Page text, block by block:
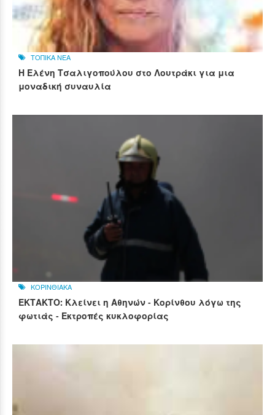
ΤΟΠΙΚΑ ΝΕΑ
Η Ελένη Τσαλιγοπούλου στο Λουτράκι για μια
μοναδική συναυλία
ΚΟΡΙΝΘΙΑΚΑ
ΕΚΤΑΚΤΟ: Κλείνει η Αθηνών - Κορίνθου λόγω της
φωτιάς - Εκτροπές κυκλοφορίας